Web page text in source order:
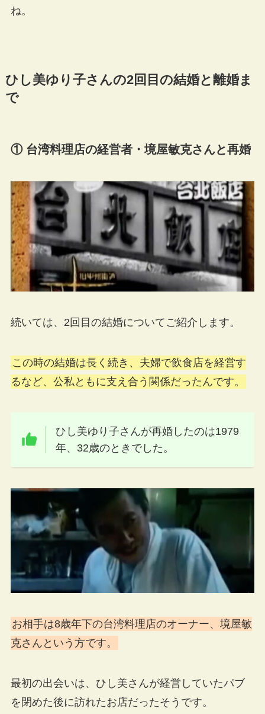
ね。
ひし美ゆり子さんの2回目の結婚と離婚ま
で
① 台湾料理店の経営者・境屋敏克さんと再婚
続いては、2回目の結婚についてご紹介します。
この時の結婚は長く続き、夫婦で飲食店を経営す
るなど、公私ともに支え合う関係だったんです。
ひし美ゆり子さんが再婚したのは1979
年、32歳のときでした。
お相手は8歳年下の台湾料理店のオーナー、境屋敏
克さんという方です。
最初の出会いは、ひし美さんが経営していたパブ
を閉めた後に訪れたお店だったそうです。